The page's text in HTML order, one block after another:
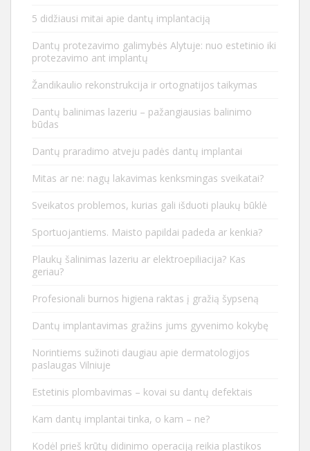
5 didžiausi mitai apie dantų implantaciją
Dantų protezavimo galimybės Alytuje: nuo estetinio iki
protezavimo ant implantų
Žandikaulio rekonstrukcija ir ortognatijos taikymas
Dantų balinimas lazeriu – pažangiausias balinimo
būdas
Dantų praradimo atveju padės dantų implantai
Mitas ar ne: nagų lakavimas kenksmingas sveikatai?
Sveikatos problemos, kurias gali išduoti plaukų būklė
Sportuojantiems. Maisto papildai padeda ar kenkia?
Plaukų šalinimas lazeriu ar elektroepiliacija? Kas
geriau?
Profesionali burnos higiena raktas į gražią šypseną
Dantų implantavimas gražins jums gyvenimo kokybę
Norintiems sužinoti daugiau apie dermatologijos
paslaugas Vilniuje
Estetinis plombavimas – kovai su dantų defektais
Kam dantų implantai tinka, o kam – ne?
Kodėl prieš krūtų didinimo operaciją reikia plastikos